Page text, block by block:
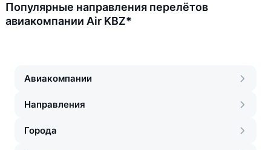
Популярные направления перелётов
авиакомпании Air KBZ*
Авиакомпании
Направления
Города